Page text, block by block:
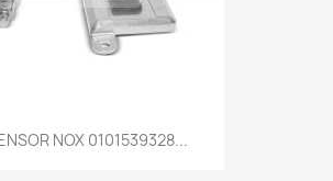
NOX 0101539328...